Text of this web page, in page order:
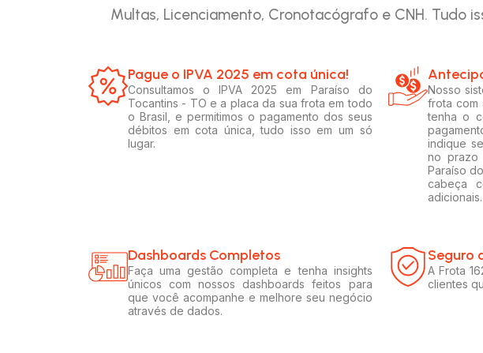
Multas, Licenciamento, Cronotacógrafo e CNH. Tudo
Pague o IPVA 2025 em cota única!​
Consultamos o IPVA 2025 em Paraíso do
Tocantins - TO e a placa da sua frota em todo
o Brasil, e permitimos o pagamento dos seus
débitos em cota única, tudo isso em um só
lugar.
Nosso
frota com
tenha o
indique
no prazo
Paraíso
cabeça
adicionais.
Dashboards Completos​​
Faça uma gestão completa e tenha insights
únicos com nossos dashboards feitos para
que você acompanhe e melhore seu negócio
através de dados.
Seguro
A Frota
clientes